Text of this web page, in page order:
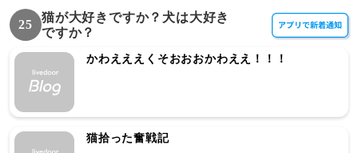
25
猫が大好きですか？犬は大好き
ですか？
かわえええくそおおおかわええ！！！
猫拾った奮戦記